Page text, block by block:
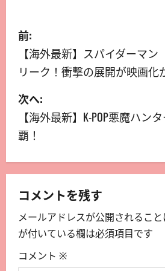
前:
【海外最新】スパイダーマン
リーク！衝撃の展開が映画化
次へ:
【海外最新】K-POP悪魔ハン
覇！
コメントを残す
メールアドレスが公開されること
が付いている欄は必須項目です
コメント ※